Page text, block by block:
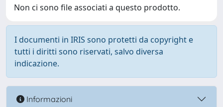
Non ci sono file associati a questo prodotto.
I documenti in IRIS sono protetti da copyright e
tutti i diritti sono riservati, salvo diversa
indicazione.
Informazioni